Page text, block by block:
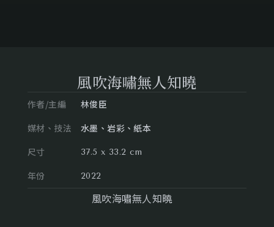
風吹海嘯無人知曉
作者/主編
林俊臣
媒材、技法
水墨、岩彩、紙本
尺寸
37.5 x 33.2 cm
年份 2022
風吹海嘯無人知曉